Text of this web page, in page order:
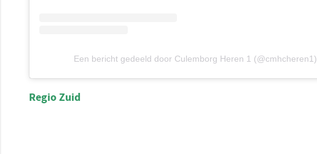
Een bericht gedeeld door Culemborg Heren 1 (@cmhcheren1)
Regio Zuid